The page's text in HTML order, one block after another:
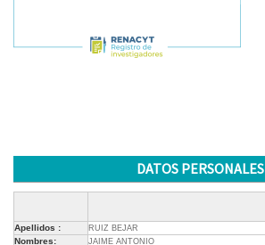
DATOS PERSONALES
Apellidos : RUIZ BEJAR
Nombres: JAIME ANTONIO